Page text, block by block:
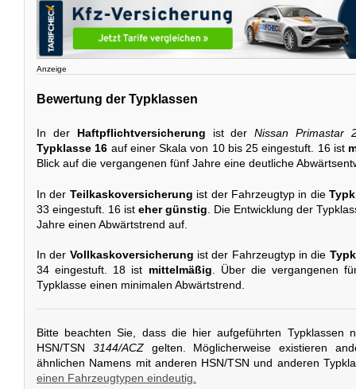
Anzeige
Bewertung der Typklassen
In der Haftpflichtversicherung ist derNissan Primastar
Typklasse 16 auf einer Skala von 10 bis 25 eingestuft. 16 ist
Blick auf die vergangenen fünf Jahre eine deutliche
In der Teilkaskoversicherung ist der Fahrzeugtyp in die
33 eingestuft. 16 ist eher günstig . Die Entwicklung der
Jahre einen Abwärtstrend auf.
In der Vollkaskoversicherung ist der Fahrzeugtyp in die
34 eingestuft. 18 ist mittelmäßig. Über die vergangenen
Typklasse einen minimalen Abwärtstrend.
Bitte beachten Sie, dass die hier aufgeführten Typklassen
HSN/TSN 3144/ACZgelten. Möglicherweise existieren
ähnlichen Namens mit anderen HSN/TSN und anderen
einen Fahrzeugtypen eindeutig.